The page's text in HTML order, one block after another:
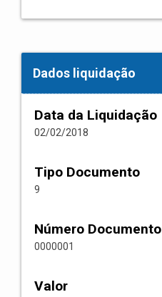
Dados liquidação
Data da Liquidação
02/02/2018
Tipo Documento
9
Número Documento
0000001
Valor